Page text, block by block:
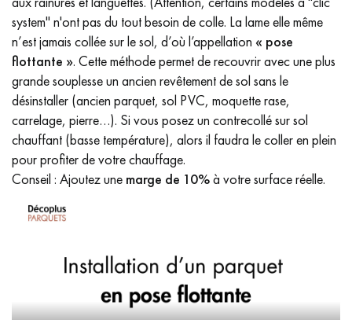
system" n'ont pas du tout besoin de colle. La lame elle même
n’est jamais collée sur le sol, d’où l’appellation « pose
flottante ». Cette méthode permet de recouvrir avec une plus
grande souplesse un ancien revêtement de sol sans le
désinstaller (ancien parquet, sol PVC, moquette rase,
carrelage, pierre…). Si vous posez un contrecollé sur sol
chauffant (basse température), alors il faudra le coller en plein
pour profiter de votre chauffage.
Conseil : Ajoutez une marge de 10%à votre surface réelle.